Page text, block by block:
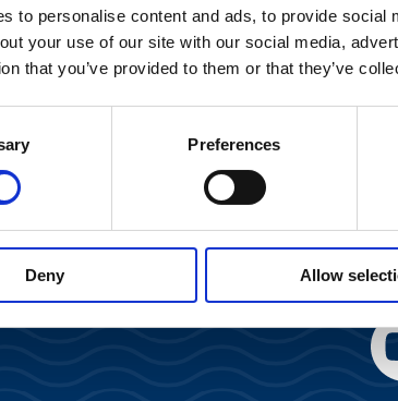
to personalise content and ads, to provide
your use of our site with our social media,
that you’ve provided to them or that they’ve
Preferences
Deny Allow